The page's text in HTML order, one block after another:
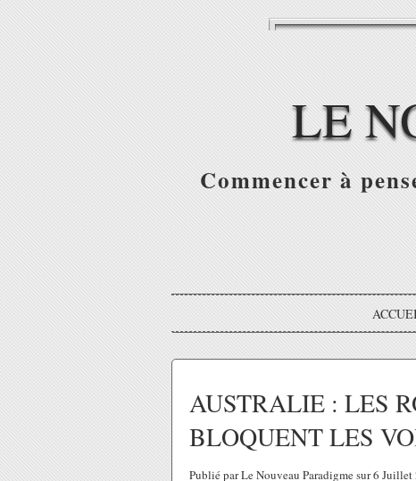
LE
Commencer à
AUSTRALIE : LES
BLOQUENT LES
Publié par Le Nouveau Paradigme sur 6